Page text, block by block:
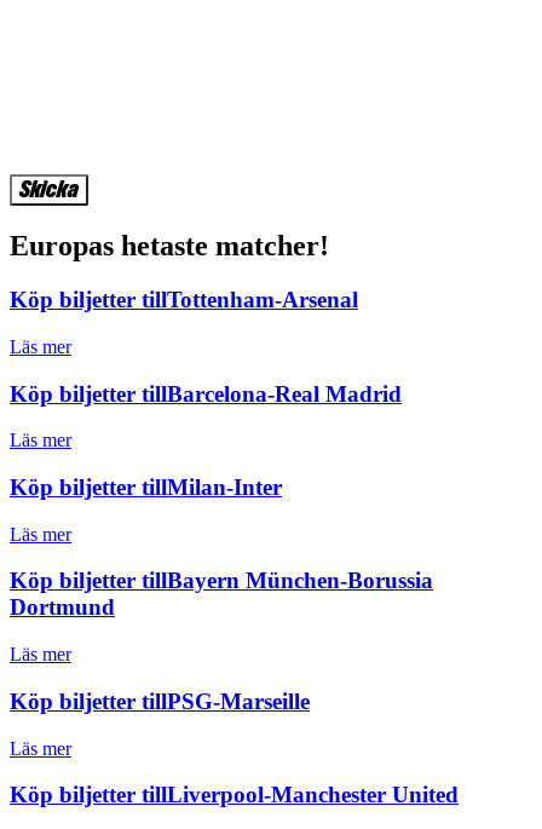
Europas hetaste matcher!
Köp biljetter tillTottenham-Arsenal
Läs mer
Köp biljetter tillBarcelona-Real Madrid
Läs mer
Köp biljetter tillMilan-Inter
Läs mer
Köp biljetter tillBayern München-Borussia
Dortmund
Läs mer
Köp biljetter tillPSG-Marseille
Läs mer
Köp biljetter tillLiverpool-Manchester United